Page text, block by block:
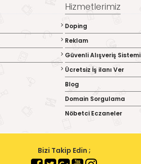
Hizmetlerimiz
Doping
Reklam
Güvenli Alışveriş Sistemi
Ücretsiz İş ilanı Ver
Blog
Domain Sorgulama
Nöbetci Eczaneler
Bizi Takip Edin ;